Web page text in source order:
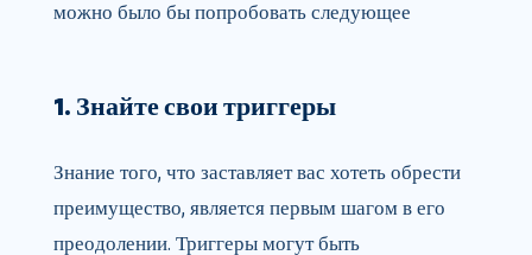
можно было бы попробовать следующее
1. Знайте свои триггеры
Знание того, что заставляет вас хотеть обрести
преимущество, является первым шагом в его
преодолении. Триггеры могут быть